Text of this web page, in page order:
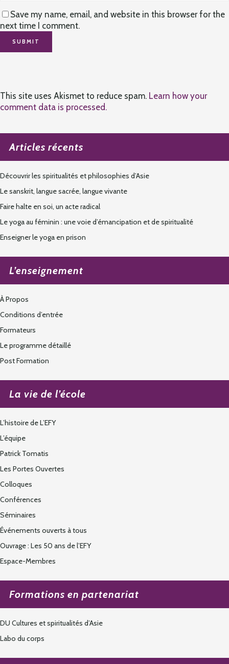
Save my name, email, and website in this browser for the
next time I comment.
This site uses Akismet to reduce spam. Learn how your
comment data is processed.
Articles récents
Découvrir les spiritualités et philosophies d’Asie
Le sanskrit, langue sacrée, langue vivante
Faire halte en soi, un acte radical
Le yoga au féminin : une voie d’émancipation et de spiritualité
Enseigner le yoga en prison
L’enseignement
À Propos
Conditions d’entrée
Formateurs
Le programme détaillé
Post Formation
La vie de l’école
L’histoire de L’EFY
L’équipe
Patrick Tomatis
Les Portes Ouvertes
Colloques
Conférences
Séminaires
Événements ouverts à tous
Ouvrage : Les 50 ans de l’EFY
Espace-Membres
Formations en partenariat
DU Cultures et spiritualités d’Asie
Labo du corps